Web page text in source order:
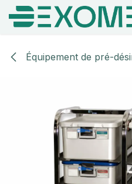
Se rendre au contenu
Équipement de pré-